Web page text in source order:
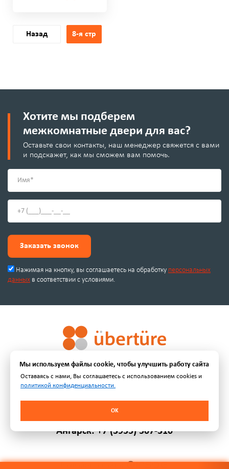
Назад 8
Хотите мы подберем
межкомнатные двери для вас?
Оставьте свои контакты, наш менеджер свяжется с вами
и подскажет, как мы сможем вам помочь.
Заказать звонок
Нажимая на кнопку, вы соглашаетесь на обработку персональных
данных в соответствии с условиями.
© 2019-2026 | Uberture - Торговая марка завода-производителя
межкомнатных дверей и стеновых панелей.
Иркутск: +7 (3952) 380-310
Ангарск: +7 (3955) 507-310
Мы используем файлы cookie, чтобы улучшить работу сайта
Оставаясь с нами, Вы соглашаетесь с использованием cookies и
политикой конфиденциальности.
OK